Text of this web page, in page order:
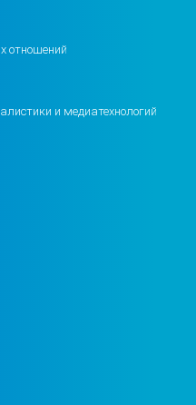
отношений
и медиатехнологий